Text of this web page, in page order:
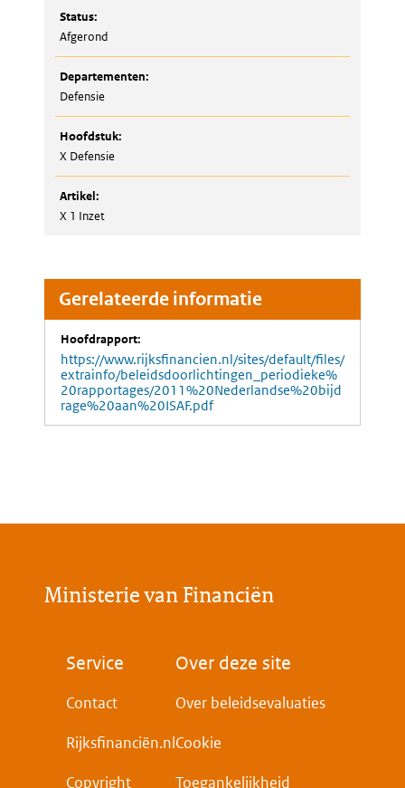
Status:
Afgerond
Departementen:
Defensie
Hoofdstuk:
X Defensie
Artikel:
X 1 Inzet
Gerelateerde informatie
Hoofdrapport:
https://www.rijksfinancien.nl/sites/default/files/
extrainfo/beleidsdoorlichtingen_periodieke%
20rapportages/2011%20Nederlandse%20bijd
rage%20aan%20ISAF.pdf
Ministerie van Financiën
Voet
Service
Contact
Rijksfinanciën.nl
Copyright
Over deze site
Over beleidsevaluaties
Cookie
Toegankelijkheid